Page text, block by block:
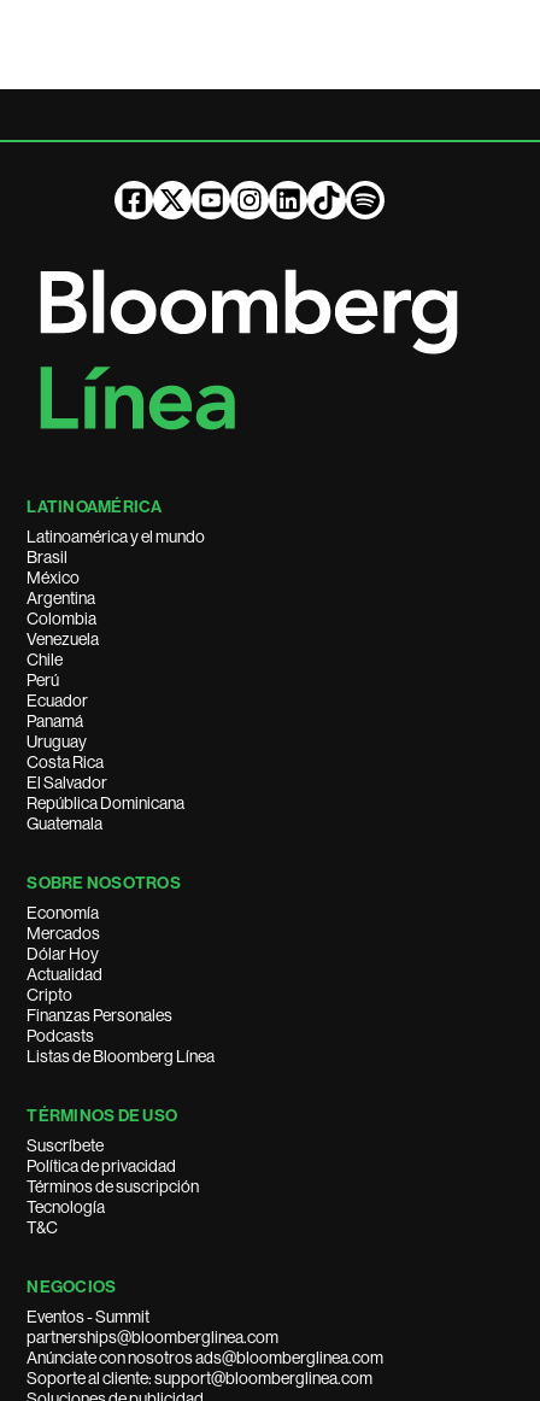
LATINOAMÉRICA
Latinoamérica y el mundo
Brasil
México
Argentina
Colombia
Venezuela
Chile
Perú
Ecuador
Panamá
Uruguay
Costa Rica
El Salvador
República Dominicana
Guatemala
SOBRE NOSOTROS
Economía
Mercados
Dólar Hoy
Actualidad
Cripto
Finanzas Personales
Podcasts
Listas de Bloomberg Línea
TÉRMINOS DE USO
Suscríbete
Política de privacidad
Términos de suscripción
Tecnología
T&C
NEGOCIOS
Eventos - Summit
partnerships@bloomberglinea.com
Anúnciate con nosotros ads@bloomberglinea.com
Soporte al cliente: support@bloomberglinea.com